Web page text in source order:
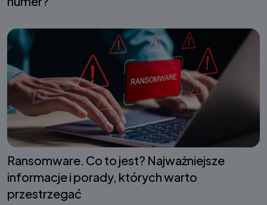
Ransomware. Co to jest? Najważniejsze
informacje i porady, których warto
przestrzegać